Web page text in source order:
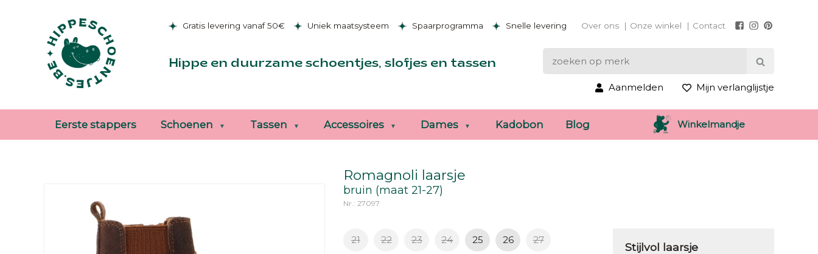
Gratis levering vanaf 50€ Uniek maatsysteem Spaarprogramma Snelle levering Over ons Onze winkel Contact
Hippe en duurzame schoentjes, slofjes en tassen
Aanmelden Mijn verlanglijstje
Eerste stappers Schoenen Tassen Accessoires Dames Kadobon Blog Winkelmandje
Romagnoli laarsje
bruin (maat 21-27)
Nr.: 27097
21 22 23 24 25 26 27
Stijlvol laarsje